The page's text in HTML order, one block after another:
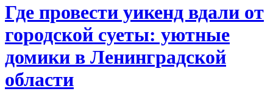
Где провести уикенд вдали от
городской суеты: уютные
домики в Ленинградской
области